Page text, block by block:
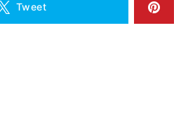
Tweet